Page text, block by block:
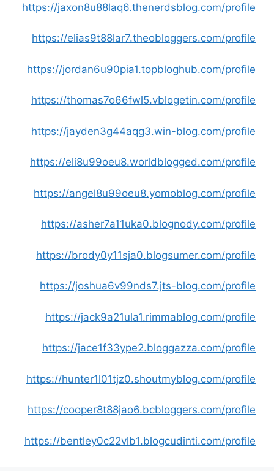
https://jaxon8u88laq6.thenerdsblog.com/profile
https://elias9t88lar7.theobloggers.com/profile
https://jordan6u90pia1.topbloghub.com/profile
https://thomas7o66fwl5.vblogetin.com/profile
https://jayden3g44aqg3.win-blog.com/profile
https://eli8u99oeu8.worldblogged.com/profile
https://angel8u99oeu8.yomoblog.com/profile
https://asher7a11uka0.blognody.com/profile
https://brody0y11sja0.blogsumer.com/profile
https://joshua6v99nds7.jts-blog.com/profile
https://jack9a21ula1.rimmablog.com/profile
https://jace1f33ype2.bloggazza.com/profile
https://hunter1l01tjz0.shoutmyblog.com/profile
https://cooper8t88jao6.bcbloggers.com/profile
https://bentley0c22vlb1.blogcudinti.com/profile